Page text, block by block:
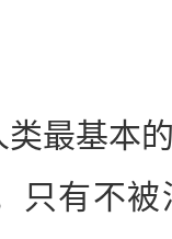
最基本的
只有不